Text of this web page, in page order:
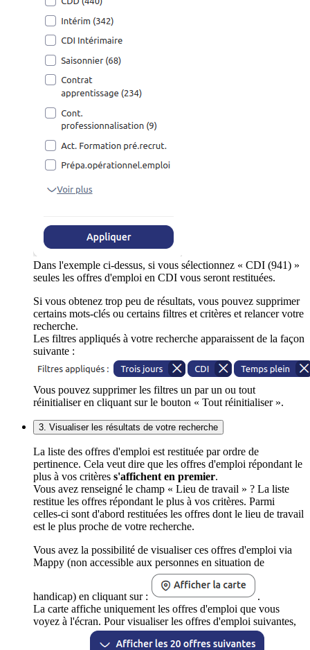
Dans l'exemple ci-dessus, si vous sélectionnez « CDI (941) »
seules les offres d'emploi en CDI vous seront restituées.
Si vous obtenez trop peu de résultats, vous pouvez supprimer
certains mots-clés ou certains filtres et critères et relancer votre
recherche.
Les filtres appliqués à votre recherche apparaissent de la façon
suivante :
Vous pouvez supprimer les filtres un par un ou tout
réinitialiser en cliquant sur le bouton « Tout réinitialiser ».
3. Visualiser les résultats de votre recherche
La liste des offres d'emploi est restituée par ordre de
pertinence. Cela veut dire que les offres d'emploi répondant le
plus à vos critères s'affichent en premier.
Vous avez renseigné le champ « Lieu de travail » ? La liste
restitue les offres répondant le plus à vos critères. Parmi
celles-ci sont d'abord restituées les offres dont le lieu de travail
est le plus proche de votre recherche.
Vous avez la possibilité de visualiser ces offres d'emploi via
Mappy (non accessible aux personnes en situation de
handicap) en cliquant sur :
.
La carte affiche uniquement les offres d'emploi que vous
voyez à l'écran. Pour visualiser les offres d'emploi suivantes,